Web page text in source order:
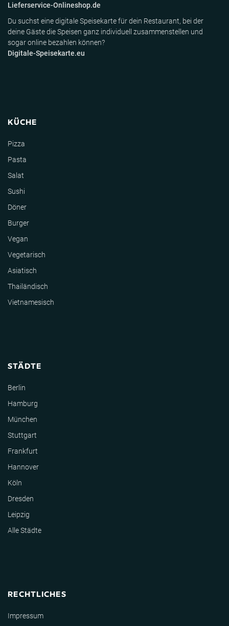
Lieferservice-Onlineshop.de
Du suchst eine digitale Speisekarte für dein Restaurant, bei der
deine Gäste die Speisen ganz individuell zusammenstellen und
sogar online bezahlen können?
Digitale-Speisekarte.eu
KÜCHE
Pizza
Pasta
Salat
Sushi
Döner
Burger
Vegan
Vegetarisch
Asiatisch
Thailändisch
Vietnamesisch
STÄDTE
Berlin
Hamburg
München
Stuttgart
Frankfurt
Hannover
Köln
Dresden
Leipzig
Alle Städte
RECHTLICHES
Impressum